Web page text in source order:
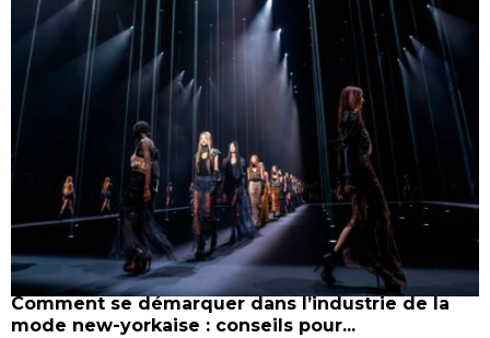
Comment se démarquer dans l’industrie de la
mode new-yorkaise : conseils pour...